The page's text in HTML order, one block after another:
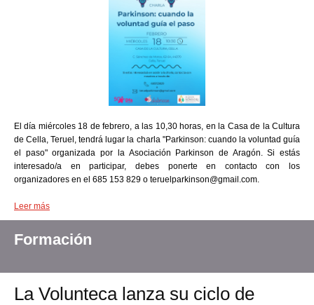
El día miércoles 18 de febrero, a las 10,30 horas, en la Casa de la Cultura
de Cella, Teruel, tendrá lugar la charla "Parkinson: cuando la voluntad guía
el paso" organizada por la Asociación Parkinson de Aragón. Si estás
interesado/a en participar, debes ponerte en contacto con los
organizadores en el 685 153 829 o teruelparkinson@gmail.com.
Leer más
Formación
La Volunteca lanza su ciclo de